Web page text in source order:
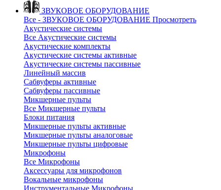
ЗВУКОВОЕ ОБОРУДОВАНИЕ
Все - ЗВУКОВОЕ ОБОРУДОВАНИЕ Просмотреть
Акустические системы
Все Акустические системы
Акустические комплекты
Акустические системы активные
Акустические системы пассивные
Линейный массив
Сабвуферы активные
Сабвуферы пассивные
Микшерные пульты
Все Микшерные пульты
Блоки питания
Микшерные пульты активные
Микшерные пульты аналоговые
Микшерные пульты цифровые
Микрофоны
Все Микрофоны
Аксессуары для микрофонов
Вокальные микрофоны
Инструментальные Микрофоны